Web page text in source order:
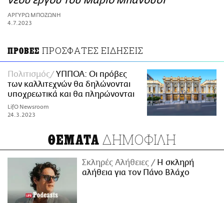
ΑΜΠΑ
PRINT
ΑΡΓΥΡΩ ΜΠΟΖΩΝΗ
4.7.2023
ΠΡΟΒΕΣ ΠΡΟΣΦΑΤΕΣ ΕΙΔΗΣΕΙΣ
Πολιτισμός
ΥΠΠΟΑ: Οι πρόβες
των καλλιτεχνών θα δηλώνονται
υποχρεωτικά και θα πληρώνονται
LifO Newsroom
24.3.2023
ΘΕΜΑΤΑ ΔΗΜΟΦΙΛΗ
Σκληρές Αλήθειες
H σκληρή
αλήθεια για τον Πάνο Βλάχο